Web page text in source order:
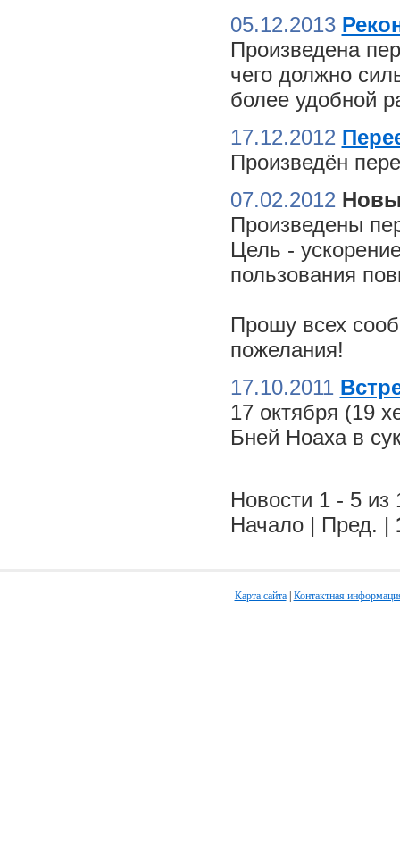
05.12.2013
Произведена
чего должно
более удобной
17.12.2012
Произведён
07.02.2012
Произведены
Цель -
пользования
Прошу всех
пожелания!
17.10.2011
17 октября (19
Бней Ноаха в
Новости 1 - 5 из
Начало | Пред. |
Карта сайта| Контактная